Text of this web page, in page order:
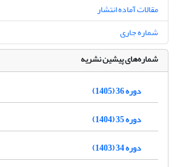
مقالات آماده انتشار
شماره جاری
شماره‌های پیشین نشریه
دوره 36 (1405)
دوره 35 (1404)
دوره 34 (1403)